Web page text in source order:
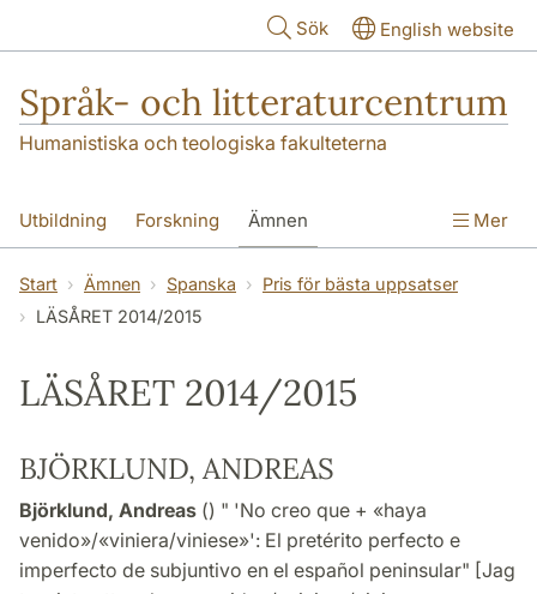
Sök English website
Språk- och litteraturcentrum
Humanistiska och teologiska fakulteterna
Utbildning Forskning Ämnen
SOL-husen Kontakt Institutionen
översättning till svenska
Mer
Start Ämnen Spanska
Pris för bästa uppsatser
LÄSÅRET 2014/2015
LÄSÅRET 2014/2015
BJÖRKLUND, ANDREAS
Björklund, Andreas () " 'No creo que + «haya
venido»/«viniera/viniese»': El pretérito perfecto e
imperfecto de subjuntivo en el español peninsular" [Jag